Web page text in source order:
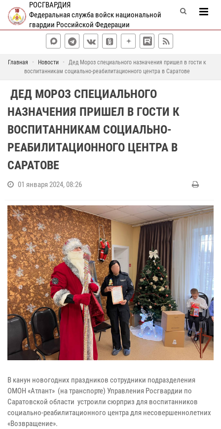
РОСГВАРДИЯ
Федеральная служба войск национальной
гвардии Российской Федерации
Главная Новости
Дед Мороз специального назначения пришел в гости к
воспитанникам социально-реабилитационного центра в Саратове
ДЕД МОРОЗ СПЕЦИАЛЬНОГО
НАЗНАЧЕНИЯ ПРИШЕЛ В ГОСТИ К
ВОСПИТАННИКАМ СОЦИАЛЬНО-
РЕАБИЛИТАЦИОННОГО ЦЕНТРА В
САРАТОВЕ
01 января 2024, 08:26
В канун новогодних праздников сотрудники подразделения
ОМОН «Атлант» (на транспорте) Управления Росгвардии по
Саратовской области устроили сюрприз для воспитанников
социально-реабилитационного центра для несовершеннолетних
«Возвращение».